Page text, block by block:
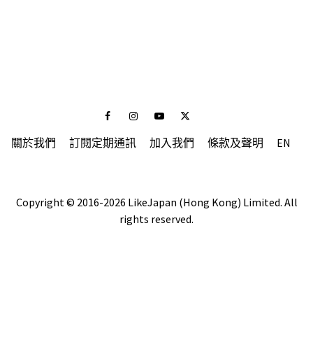
FacebookInstagramYoutubeTwitter
關於我們 訂閱定期通訊 加入我們 條款及聲明 EN
Copyright © 2016-2026 LikeJapan (Hong Kong) Limited. All
rights reserved.